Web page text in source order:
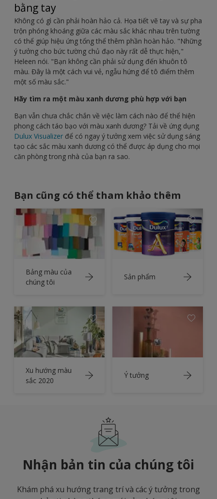
bằng tay
Không có gì cần phải hoàn hảo cả. Họa tiết vẽ tay và sự pha
trộn phóng khoáng giữa các màu sắc khác nhau trên tường
có thể giúp hiệu ứng tổng thể thêm phần hoàn hảo. "Những
ý tưởng cho bức tường chủ đạo này rất dễ thực hiện,"
Heleen nói. "Bạn không cần phải sử dụng đến khuôn tô
màu. Đây là một cách vui vẻ, ngẫu hứng để tô điểm thêm
một số màu sắc."
Hãy tìm ra một màu xanh dương phù hợp với bạn
Bạn vẫn chưa chắc chắn về việc làm cách nào để thể hiện
phong cách táo bạo với màu xanh dương? Tải về ứng dụng
Dulux Visualizer để có ngay ý tưởng xem việc sử dụng sáng
tạo các sắc màu xanh dương có thể được áp dụng cho mọi
căn phòng trong nhà của bạn ra sao.
Bạn cũng có thể tham khảo thêm
Bảng màu của
chúng tôi
Sản phẩm
Xu hướng màu
sắc 2020
Ý tưởng
Nhận bản tin của chúng tôi
Khám phá xu hướng trang trí và các ý tưởng trong